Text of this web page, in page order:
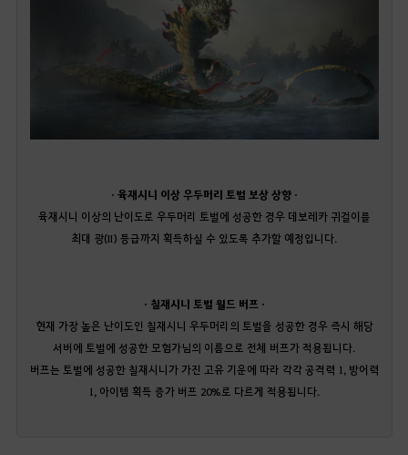
· 육재시니 이상 우두머리 토벌 보상 상향 ·
육재시니 이상의 난이도로 우두머리 토벌에 성공한 경우 데보레카 귀걸이를
최대 광(II) 등급까지 획득하실 수 있도록 추가할 예정입니다.
· 칠재시니 토벌 월드 버프 ·
현재 가장 높은 난이도인 칠재시니 우두머리의 토벌을 성공한 경우 즉시 해당
서버에 토벌에 성공한 모험가님의 이름으로 전체 버프가 적용됩니다.
버프는 토벌에 성공한 칠재시니가 가진 고유 기운에 따라 각각 공격력 1, 방어력
1, 아이템 획득 증가 버프 20%로 다르게 적용됩니다.